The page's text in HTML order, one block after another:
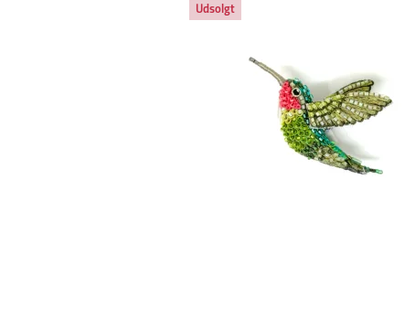
Udsolgt